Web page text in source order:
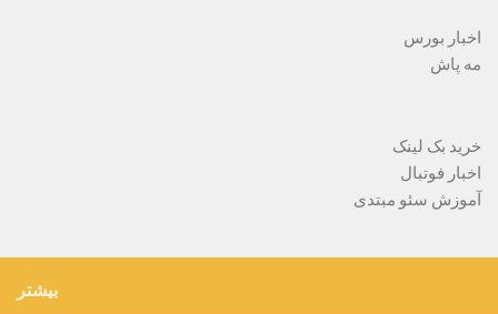
اخبار بورس
مه پاش
خرید بک لینک
اخبار فوتبال
آموزش سئو مبتدی
بیشتر